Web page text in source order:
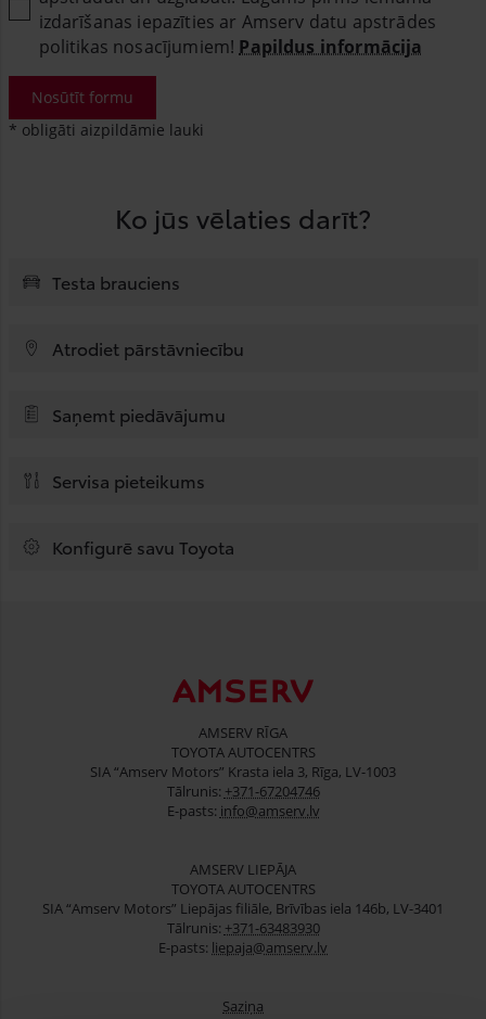
izdarīšanas iepazīties ar Amserv datu apstrādes
politikas nosacījumiem! Papildus informācija
Nosūtīt formu
* obligāti aizpildāmie lauki
Ko jūs vēlaties darīt?
Testa brauciens
Atrodiet pārstāvniecību
Saņemt piedāvājumu
Servisa pieteikums
Konfigurē savu Toyota
AMSERV RĪGA
TOYOTA AUTOCENTRS
SIA “Amserv Motors” Krasta iela 3, Rīga, LV-1003
Tālrunis: +371-67204746
E-pasts: info@amserv.lv
AMSERV LIEPĀJA
TOYOTA AUTOCENTRS
SIA “Amserv Motors” Liepājas filiāle, Brīvības iela 146b, LV-3401
Tālrunis: +371-63483930
E-pasts: liepaja@amserv.lv
Saziņa